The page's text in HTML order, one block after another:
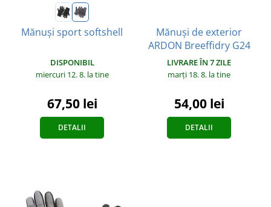
Mănuși sport softshell
DISPONIBIL
miercuri 12. 8. la tine
67,50 lei
DETALII
Mănuși de exterior
ARDON Breeffidry G24
LIVRARE ÎN 7 ZILE
marți 18. 8. la tine
54,00 lei
DETALII